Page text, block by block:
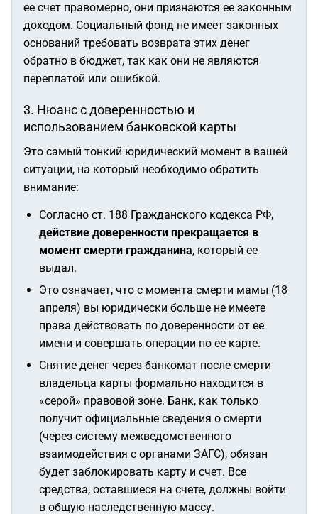
ее счет правомерно, они признаются ее законным
доходом. Социальный фонд не имеет законных
оснований требовать возврата этих денег
обратно в бюджет, так как они не являются
переплатой или ошибкой.
3. Нюанс с доверенностью и
использованием банковской карты
Это самый тонкий юридический момент в вашей
ситуации, на который необходимо обратить
внимание:
Согласно ст. 188 Гражданского кодекса РФ,
действие доверенности прекращается в
момент смерти гражданина, который ее
выдал.
Это означает, что с момента смерти мамы (18
апреля) вы юридически больше не имеете
права действовать по доверенности от ее
имени и совершать операции по ее карте.
Снятие денег через банкомат после смерти
владельца карты формально находится в
«серой» правовой зоне. Банк, как только
получит официальные сведения о смерти
(через систему межведомственного
взаимодействия с органами ЗАГС), обязан
будет заблокировать карту и счет. Все
средства, оставшиеся на счете, должны войти
в общую наследственную массу.